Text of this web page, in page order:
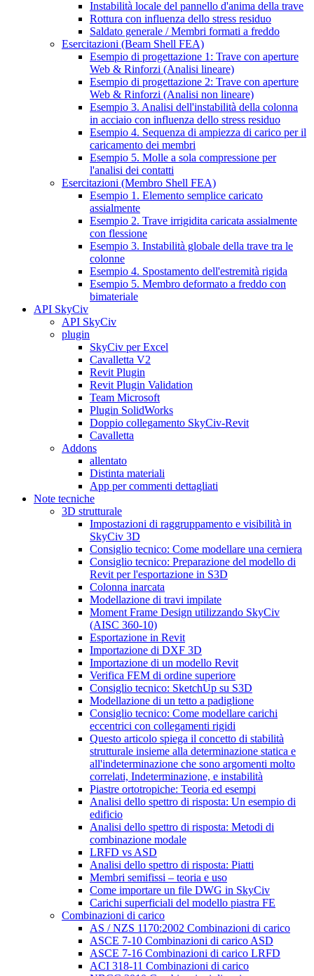
Instabilità locale del pannello d'anima della trave
Rottura con influenza dello stress residuo
Saldato generale / Membri formati a freddo
Esercitazioni (Beam Shell FEA)
Esempio di progettazione 1: Trave con aperture
Web & Rinforzi (Analisi lineare)
Esempio di progettazione 2: Trave con aperture
Web & Rinforzi (Analisi non lineare)
Esempio 3. Analisi dell'instabilità della colonna
in acciaio con influenza dello stress residuo
Esempio 4. Sequenza di ampiezza di carico per il
caricamento dei membri
Esempio 5. Molle a sola compressione per
l'analisi dei contatti
Esercitazioni (Membro Shell FEA)
Esempio 1. Elemento semplice caricato
assialmente
Esempio 2. Trave irrigidita caricata assialmente
con flessione
Esempio 3. Instabilità globale della trave tra le
colonne
Esempio 4. Spostamento dell'estremità rigida
Esempio 5. Membro deformato a freddo con
bimateriale
API SkyCiv
API SkyCiv
plugin
SkyCiv per Excel
Cavalletta V2
Revit Plugin
Revit Plugin Validation
Team Microsoft
Plugin SolidWorks
Doppio collegamento SkyCiv-Revit
Cavalletta
Addons
allentato
Distinta materiali
App per commenti dettagliati
Note tecniche
3D strutturale
Impostazioni di raggruppamento e visibilità in
SkyCiv 3D
Consiglio tecnico: Come modellare una cerniera
Consiglio tecnico: Preparazione del modello di
Revit per l'esportazione in S3D
Colonna inarcata
Modellazione di travi impilate
Moment Frame Design utilizzando SkyCiv
(AISC 360-10)
Esportazione in Revit
Importazione di DXF 3D
Importazione di un modello Revit
Verifica FEM di ordine superiore
Consiglio tecnico: SketchUp su S3D
Modellazione di un tetto a padiglione
Consiglio tecnico: Come modellare carichi
eccentrici con collegamenti rigidi
Questo articolo spiega il concetto di stabilità
strutturale insieme alla determinazione statica e
all'indeterminazione che sono argomenti molto
correlati, Indeterminazione, e instabilità
Piastre ortotropiche: Teoria ed esempi
Analisi dello spettro di risposta: Un esempio di
edificio
Analisi dello spettro di risposta: Metodi di
combinazione modale
LRFD vs ASD
Analisi dello spettro di risposta: Piatti
Membri semifissi – teoria e uso
Come importare un file DWG in SkyCiv
Carichi superficiali del modello piastra FE
Combinazioni di carico
AS / NZS 1170:2002 Combinazioni di carico
ASCE 7-10 Combinazioni di carico ASD
ASCE 7-16 Combinazioni di carico LRFD
ACI 318-11 Combinazioni di carico